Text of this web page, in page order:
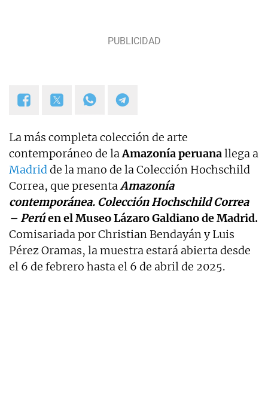
La más completa colección de arte
contemporáneo de laAmazonía peruanallega a
Madridde la mano de la Colección Hochschild
Correa, que presentaAmazonía
contemporánea. Colección Hochschild Correa
– Perúen el Museo Lázaro Galdiano de Madrid.
Comisariada por Christian Bendayán y Luis
Pérez Oramas, la muestra estará abierta desde
el 6 de febrero hasta el 6 de abril de 2025.